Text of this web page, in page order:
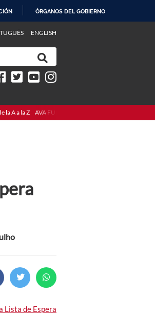
ÓRGANOS DEL GOBIERNO
ENGLISH
la A a la Z AVA FURG
Lista de Espera